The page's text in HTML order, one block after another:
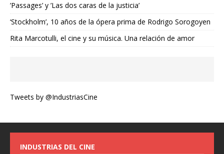
’Passages’ y ’Las dos caras de la justicia’
‘Stockholm’, 10 años de la ópera prima de Rodrigo Sorogoyen
Rita Marcotulli, el cine y su música. Una relación de amor
Tweets by @IndustriasCine
INDUSTRIAS DEL CINE